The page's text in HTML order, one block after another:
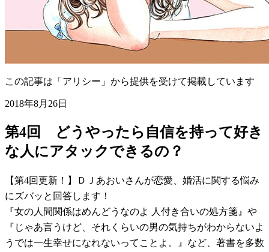
この記事は「アリシー」から提供を受けて掲載しています
2018年8月26日
第4回 どうやったら自信を持って好き
な人にアタックできるの？
【第4回更新！】ＤＪあおいさんが恋愛、婚活に関する悩み
にズバッと回答します！
『女の人間関係はめんどうなのよ 人付き合いの処方箋』や
『じゃあ言うけど、それくらいの男の気持ちがわからないよ
うでは一生幸せになれないってことよ。』など、著書を多数